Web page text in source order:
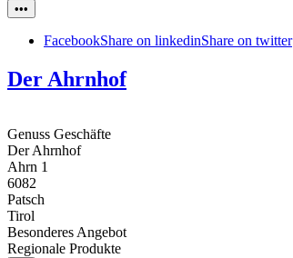
•••
FacebookShare on linkedinShare on twitter
Der Ahrnhof
Genuss Geschäfte
Der Ahrnhof
Ahrn 1
6082
Patsch
Tirol
Besonderes Angebot
Regionale Produkte